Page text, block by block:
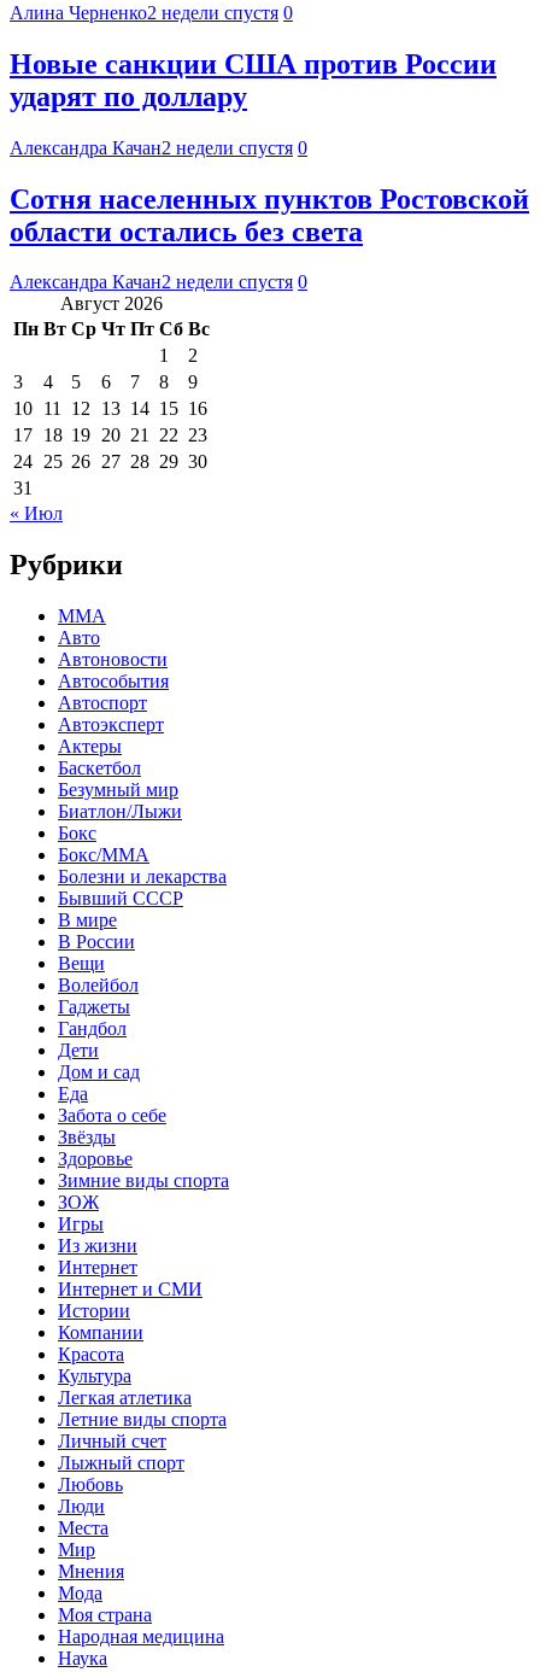
Алина Черненко2 недели спустя 0
Новые санкции США против России
ударят по доллару
Александра Качан2 недели спустя 0
Сотня населенных пунктов Ростовской
области остались без света
Александра Качан2 недели спустя 0
Август 2026
Пн Вт Ср Чт Пт Сб Вс
1
2
3
4 5 6 7 8
9
10 11 12 13 14 15 16
17 18 19 20 21 22 23
24 25 26 27 28 29 30
31
« Июл
Рубрики
MMA
Авто
Автоновости
Автособытия
Автоспорт
Автоэксперт
Актеры
Баскетбол
Безумный мир
Биатлон/Лыжи
Бокс
Бокс/MMA
Болезни и лекарства
Бывший СССР
В мире
В России
Вещи
Волейбол
Гаджеты
Гандбол
Дети
Дом и сад
Еда
Забота о себе
Звёзды
Здоровье
Зимние виды спорта
ЗОЖ
Игры
Из жизни
Интернет
Интернет и СМИ
Истории
Компании
Красота
Культура
Легкая атлетика
Летние виды спорта
Личный счет
Лыжный спорт
Любовь
Люди
Места
Мир
Мнения
Мода
Моя страна
Народная медицина
Наука